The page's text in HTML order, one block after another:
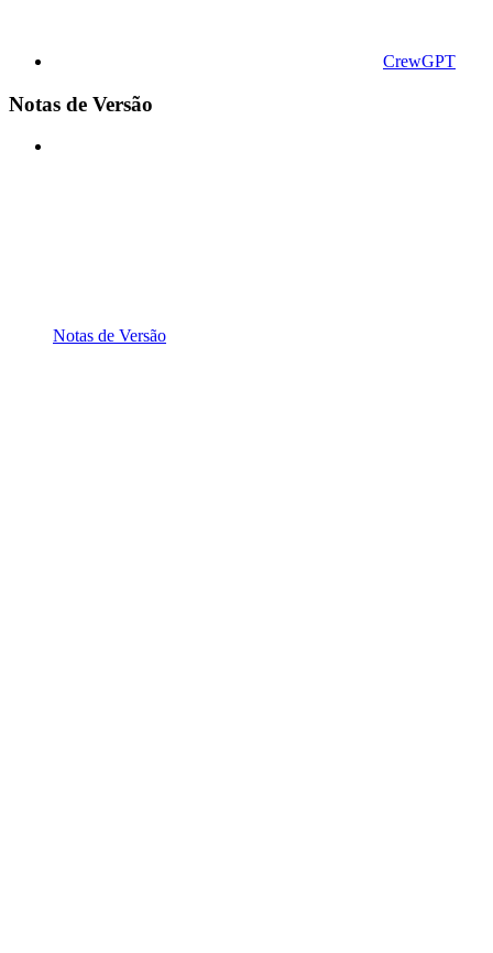
CrewGPT
Notas de Versão
Notas de Versão